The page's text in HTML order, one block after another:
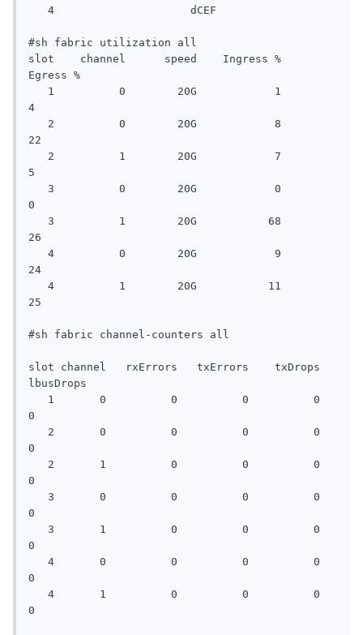
#sh fabric utilization all
slot    channel      speed    Ingress %
Egress %
4
22
5
0
26
24
25
#sh fabric channel-counters all
slot channel   rxErrors   txErrors    txDrops
lbusDrops
0
0
0
0
0
0
0